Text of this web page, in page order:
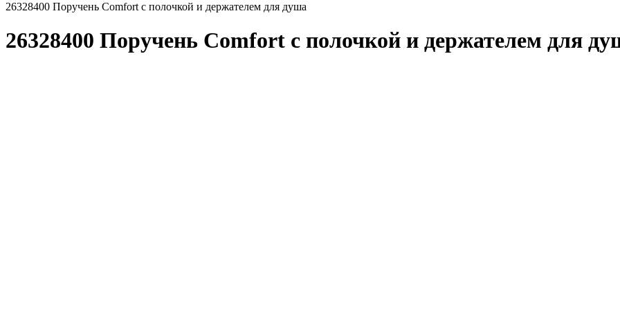
26328400 Поручень Comfort с полочкой и держателем для душа
26328400 Поручень Comfort с полочкой и держателем для